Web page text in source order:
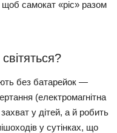
самокат «ріс» разом
без батарейок —
(електромагнітна
у дітей, а й робить
у сутінках, що